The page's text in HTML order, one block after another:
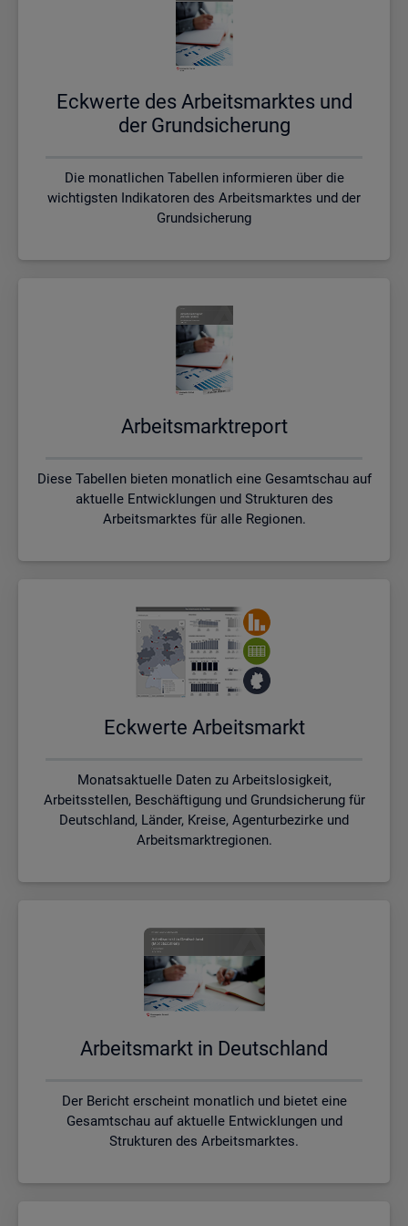
Eck­wer­te des Ar­beits­mark­tes und
der Grund­si­che­rung
Die monatlichen Tabellen informieren über die
wichtigsten Indikatoren des Arbeitsmarktes und der
Grundsicherung
Ar­beits­markt­re­port
Diese Tabellen bieten monatlich eine Gesamtschau auf
aktuelle Entwicklungen und Strukturen des
Arbeitsmarktes für alle Regionen.
Eck­wer­te Ar­beits­markt
Monatsaktuelle Daten zu Arbeitslosigkeit,
Arbeitsstellen, Beschäftigung und Grundsicherung für
Deutschland, Länder, Kreise, Agenturbezirke und
Arbeitsmarktregionen.
Ar­beits­markt in Deutsch­land
Der Bericht erscheint monatlich und bietet eine
Gesamtschau auf aktuelle Entwicklungen und
Strukturen des Arbeitsmarktes.